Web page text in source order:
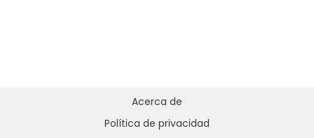
Acerca de
Política de privacidad